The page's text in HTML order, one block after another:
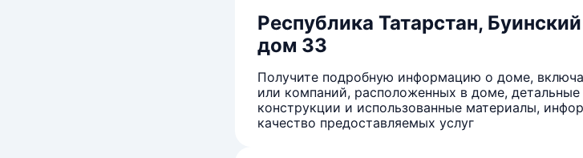
Республика Татарстан,
дом 33
Получите подробную информацию о доме,
или компаний, расположенных в доме,
конструкции и использованные материалы,
качество предоставляемых услуг